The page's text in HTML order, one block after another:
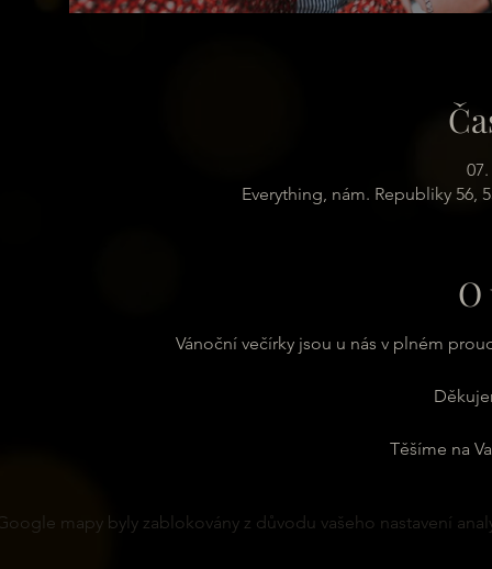
Everything, nám. Republiky 56,
Vánoční večírky jsou u nás v plném
Těšíme na
mapy byly zablokovány z důvodu vašeho nastavení